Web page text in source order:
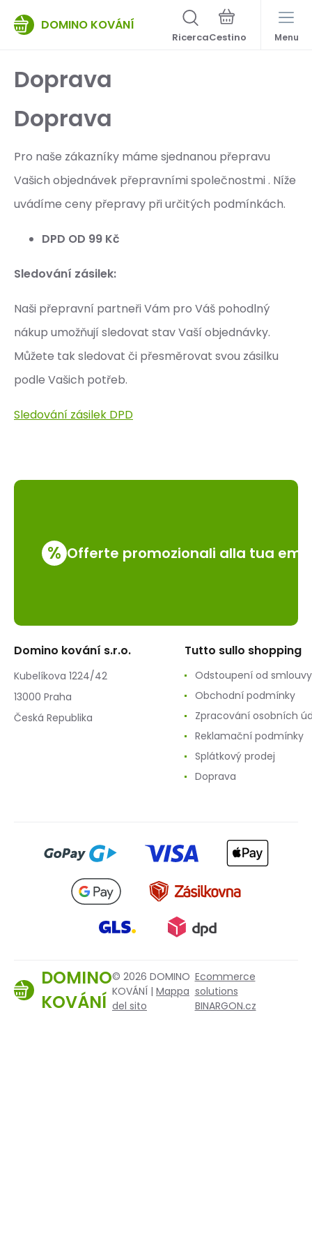
DOMINO KOVÁNÍ
Ricerca Menu
Doprava
Doprava
Pro naše zákazníky máme sjednanou přepravu
Vašich objednávek přepravními společnostmi . Níže
uvádíme ceny přepravy při určitých podmínkách.
DPD OD 99 Kč
Sledování zásilek:
Naši přepravní partneři Vám pro Váš pohodlný
nákup umožňují sledovat stav Vaší objednávky.
Můžete tak sledovat či přesměrovat svou zásilku
podle Vašich potřeb.
Sledování zásilek DPD
% Offerte promozionali alla tua
Domino kování s.r.o.
Kubelíkova 1224/42
13000 Praha
Česká Republika
Tutto sullo shopping
Odstoupení od smlouvy
Obchodní podmínky
Zpracování osobních
Reklamační podmínky
Splátkový prodej
Doprava
DOMINO
KOVÁNÍ
© 2026 DOMINO
KOVÁNÍ | Mappa
del sito
Ecommerce
solutions
BINARGON.cz